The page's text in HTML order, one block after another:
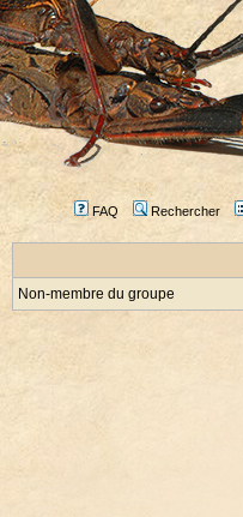
FAQ Rechercher
Non-membre du groupe